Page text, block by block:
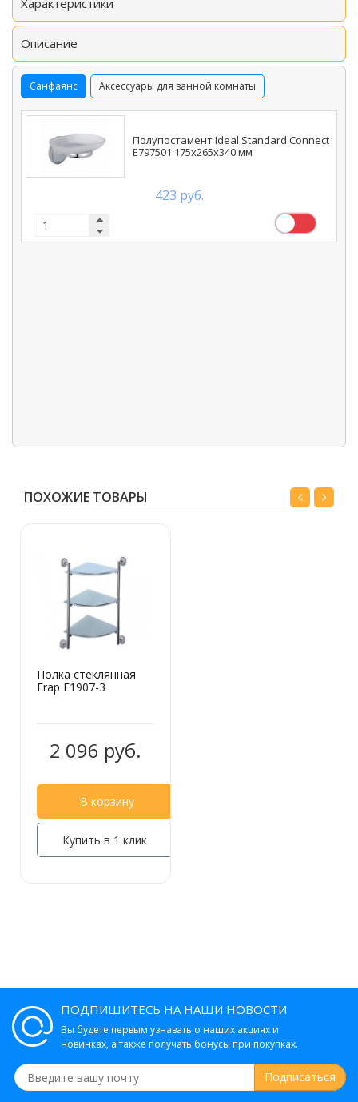
Характеристики
Описание
Санфаянс Аксессуары для ванной комнаты
Полупостамент Ideal Standard Connect
E797501 175х265х340 мм
423 руб.
ПОХОЖИЕ ТОВАРЫ
Полка стеклянная
Frap F1907-3
2 096 руб.
В корзину
Купить в 1 клик
ПОДПИШИТЕСЬ НА НАШИ НОВОСТИ
Вы будете первым узнавать о наших акциях и
новинках, а также получать бонусы при покупках.